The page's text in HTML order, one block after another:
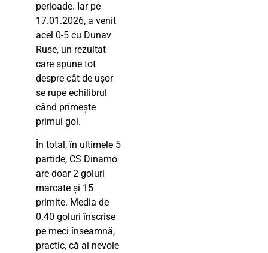
perioade. Iar pe
17.01.2026, a venit
acel 0-5 cu Dunav
Ruse, un rezultat
care spune tot
despre cât de ușor
se rupe echilibrul
când primește
primul gol.
În total, în ultimele 5
partide, CS Dinamo
are doar 2 goluri
marcate și 15
primite. Media de
0.40 goluri înscrise
pe meci înseamnă,
practic, că ai nevoie